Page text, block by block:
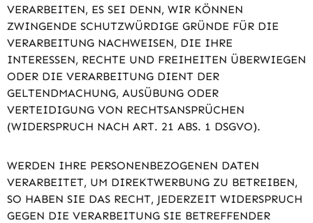
VERARBEITEN, ES SEI DENN, WIR KÖNNEN
ZWINGENDE SCHUTZWÜRDIGE GRÜNDE FÜR DIE
VERARBEITUNG NACHWEISEN, DIE IHRE
INTERESSEN, RECHTE UND FREIHEITEN ÜBERWIEGEN
ODER DIE VERARBEITUNG DIENT DER
GELTENDMACHUNG, AUSÜBUNG ODER
VERTEIDIGUNG VON RECHTSANSPRÜCHEN
(WIDERSPRUCH NACH ART. 21 ABS. 1 DSGVO).
WERDEN IHRE PERSONENBEZOGENEN DATEN
VERARBEITET, UM DIREKTWERBUNG ZU BETREIBEN,
SO HABEN SIE DAS RECHT, JEDERZEIT WIDERSPRUCH
GEGEN DIE VERARBEITUNG SIE BETREFFENDER